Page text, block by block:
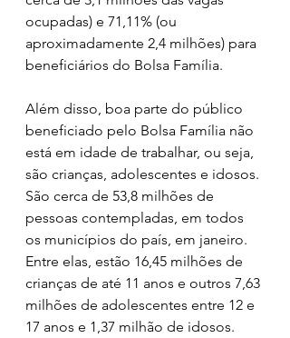
ocupadas) e 71,11% (ou
aproximadamente 2,4 milhões) para
beneficiários do Bolsa Família.
Além disso, boa parte do público
beneficiado pelo Bolsa Família não
está em idade de trabalhar, ou seja,
são crianças, adolescentes e idosos.
São cerca de 53,8 milhões de
pessoas contempladas, em todos
os municípios do país, em janeiro.
Entre elas, estão 16,45 milhões de
crianças de até 11 anos e outros 7,63
milhões de adolescentes entre 12 e
17 anos e 1,37 milhão de idosos.